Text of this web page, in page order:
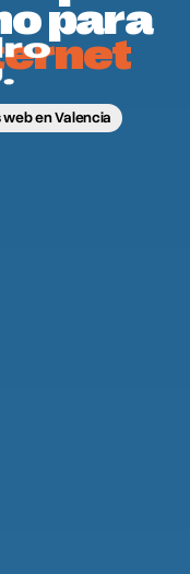
para
en Valencia